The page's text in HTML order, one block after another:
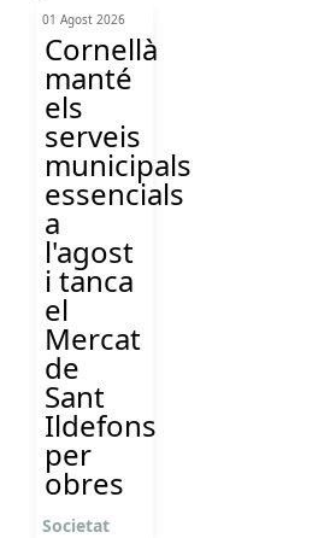
01 Agost 2026
Cornellà
manté
els
serveis
municipals
essencials
a
l'agost
i tanca
el
Mercat
de
Sant
Ildefons
per
obres
Societat